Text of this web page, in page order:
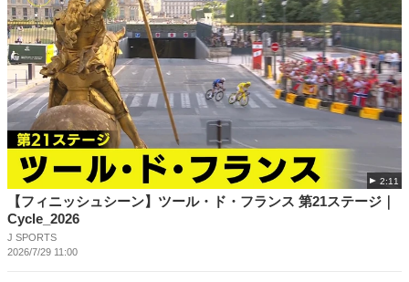
2:11
【フィニッシュシーン】ツール・ド・フランス 第21ステージ｜
Cycle_2026
J SPORTS
2026/7/29 11:00